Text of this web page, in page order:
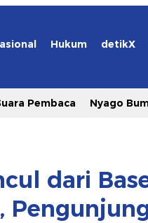
Hukum detikX
Pembaca Nyago
dari